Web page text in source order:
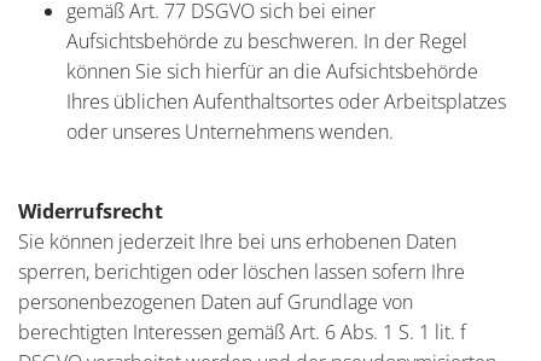
gemäß Art. 77 DSGVO sich bei einer
Aufsichtsbehörde zu beschweren. In der Regel
können Sie sich hierfür an die Aufsichtsbehörde
Ihres üblichen Aufenthaltsortes oder Arbeitsplatzes
oder unseres Unternehmens wenden.
Widerrufsrecht
Sie können jederzeit Ihre bei uns erhobenen Daten
sperren, berichtigen oder löschen lassen sofern Ihre
personenbezogenen Daten auf Grundlage von
berechtigten Interessen gemäß Art. 6 Abs. 1 S. 1 lit. f